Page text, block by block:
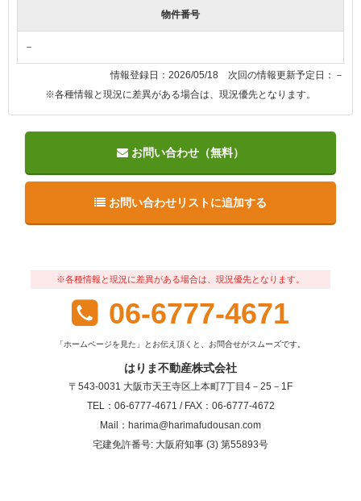
物件番号
－
情報登録日：2026/05/18 次回の情報更新予定日：－
※各種情報と現況に差異がある場合は、現況優先となります。
お問い合わせ（無料）
お問い合わせリストに追加する
※各種情報と現況に差異がある場合は、現況優先となります。
06-6777-4671
「ホームページを見た」とお伝え頂くと、お問合せがスムーズです。
はりま不動産株式会社
〒543-0031 大阪市天王寺区上本町7丁目4－25－1F
TEL：06-6777-4671 / FAX：06-6777-4672
Mail：harima@harimafudousan.com
宅建免許番号: 大阪府知事 (3) 第55893号